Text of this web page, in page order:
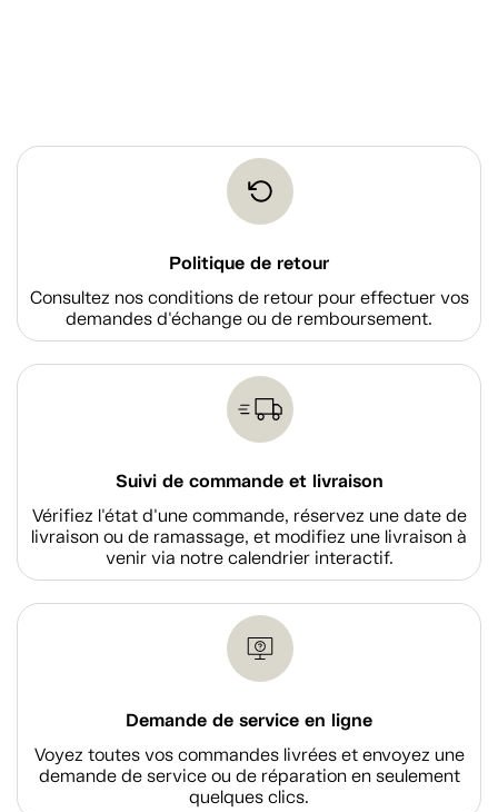
Politique de retour
Consultez nos conditions de retour pour effectuer vos
demandes d'échange ou de remboursement.
Suivi de commande et livraison
Vérifiez l'état d'une commande, réservez une date de
livraison ou de ramassage, et modifiez une livraison à
venir via notre calendrier interactif.
Demande de service en ligne
Voyez toutes vos commandes livrées et envoyez une
demande de service ou de réparation en seulement
quelques clics.